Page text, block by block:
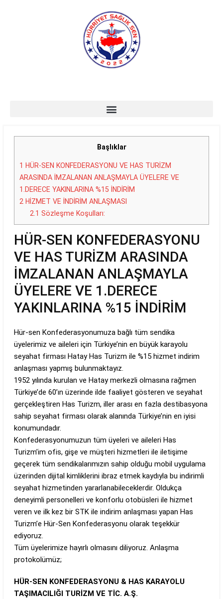
Başlıklar
1 HÜR-SEN KONFEDERASYONU VE HAS TURİZM
ARASINDA İMZALANAN ANLAŞMAYLA ÜYELERE VE
1.DERECE YAKINLARINA %15 İNDİRİM
2 HİZMET VE İNDİRİM ANLAŞMASI
2.1 Sözleşme Koşulları:
HÜR-SEN KONFEDERASYONU
VE HAS TURİZM ARASINDA
İMZALANAN ANLAŞMAYLA
ÜYELERE VE 1.DERECE
YAKINLARINA %15 İNDİRİM
Hür-sen Konfederasyonumuza bağlı tüm sendika
üyelerimiz ve aileleri için Türkiye’nin en büyük karayolu
seyahat firması Hatay Has Turizm ile %15 hizmet indirim
anlaşması yapmış bulunmaktayız.
1952 yılında kurulan ve Hatay merkezli olmasına rağmen
Türkiye’de 60’ın üzerinde ilde faaliyet gösteren ve seyahat
gerçekleştiren Has Turizm, iller arası en fazla destibasyona
sahip seyahat firması olarak alanında Türkiye’nin en iyisi
konumundadır.
Konfederasyonumuzun tüm üyeleri ve aileleri Has
Turizm’im ofis, gişe ve müşteri hizmetleri ile iletişime
geçerek tüm sendikalarımızın sahip olduğu mobil uygulama
üzerinden dijital kimliklerini ibraz etmek kaydıyla bu indirimli
seyahat hizmetinden yararlanabileceklerdir. Oldukça
deneyimli personelleri ve konforlu otobüsleri ile hizmet
veren ve ilk kez bir STK ile indirim anlaşması yapan Has
Turizm’e Hür-Sen Konfederasyonu olarak teşekkür
ediyoruz.
Tüm üyelerimize hayırlı olmasını diliyoruz. Anlaşma
protokolümüz;
HÜR-SEN KONFEDERASYONU & HAS KARAYOLU
TAŞIMACILIĞI TURİZM VE TİC. A.Ş.